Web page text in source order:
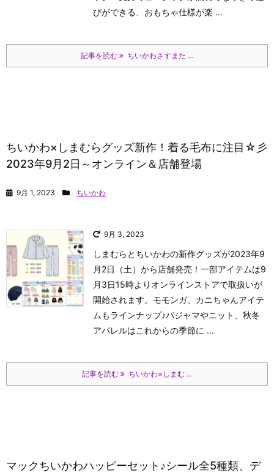
びができる、おもちゃ仕様が楽 ...
記事を読む ちいかわさすまた ...
ちいかわ×しまむらグッズ新作！着る毛布に注目☆彡
2023年9月2日～オンライン＆店舗登場
9月 1, 2023 ちいかわ
9月 3, 2023
しまむらとちいかわの新作グッズが2023年9
月2日（土）から店舗発売！一部アイテムは9
月3日15時よりオンラインストアで取扱いが
開始されます。モモンガ、カニちゃんアイテ
ムもラインナップ♪パジャマやニット、秋冬
アパレルはこれからの季節に ...
記事を読む ちいかわ×しまむ ...
マックちいかわハッピーセット♪シール全5種類、デ